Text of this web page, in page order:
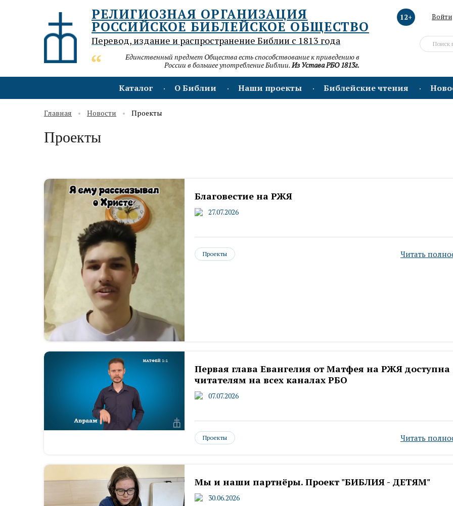
РЕЛИГИОЗНАЯ ОРГАНИЗАЦИЯ
РОССИЙСКОЕ БИБЛЕЙСКОЕ ОБЩЕСТВО
Перевод, издание и распространение Библии с 1813 года
Единственный предмет Общества есть способствование к приведению в
России в большее употребление Библии.Из Устава РБО 1813г.
12+ Войти
Каталог О Библии Наши проекты Библейские чтения
Главная Новости Проекты
Проекты
Благовестие на РЖЯ
27.07.2026
Проекты Читать
Первая глава Евангелия от Матфея на РЖЯ доступна
читателям на всех каналах РБО
07.07.2026
Проекты Читать
Мы и наши партнёры. Проект "БИБЛИЯ - ДЕТЯМ"
30.06.2026